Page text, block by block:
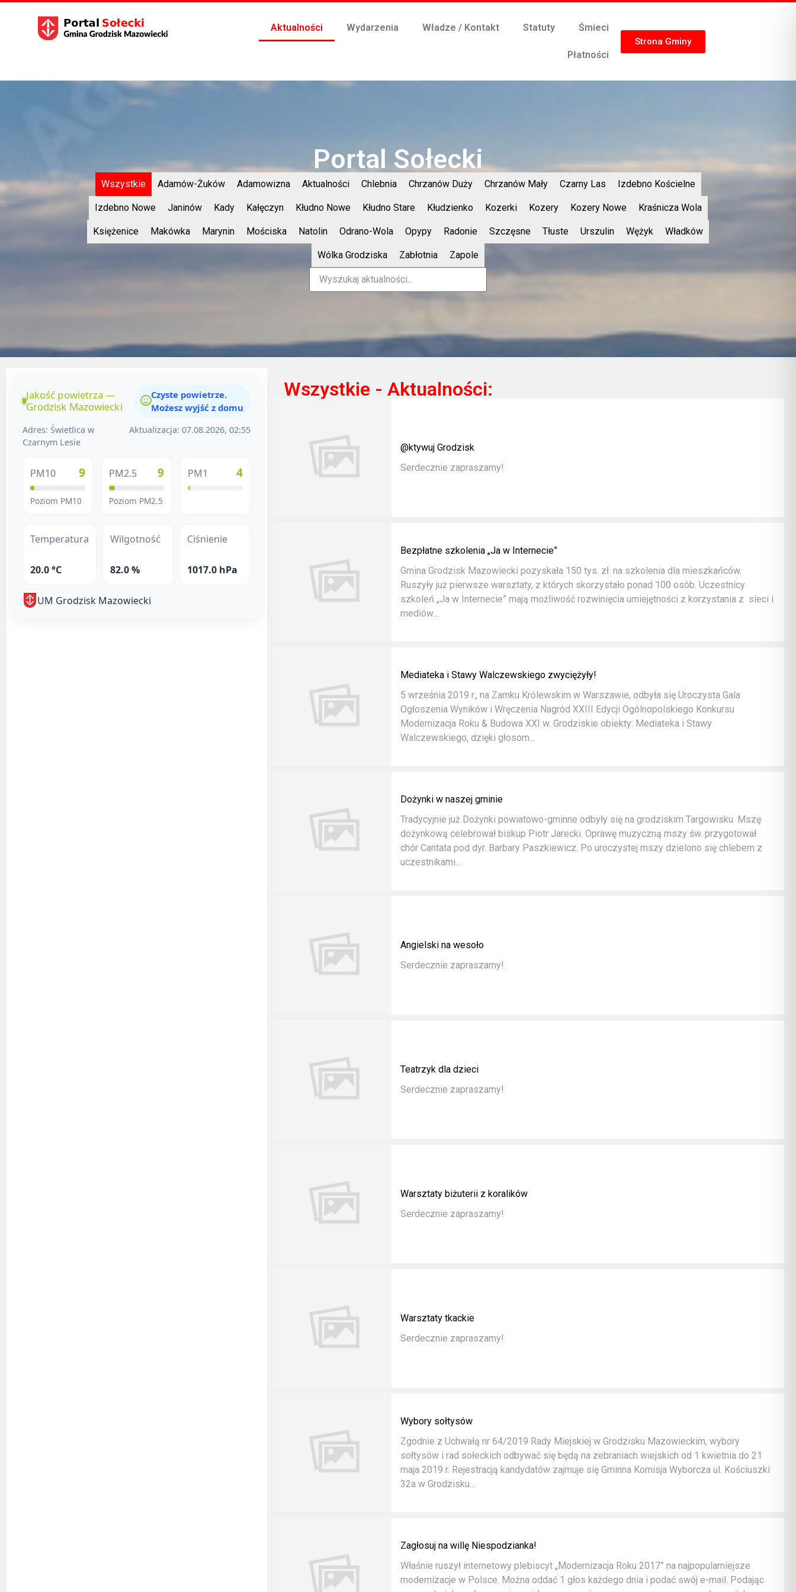
Aktualności Wydarzenia Władze / Kontakt Statuty Śmieci
Płatności
Strona Gminy
Portal Sołecki
Wszystkie Adamów-Żuków Adamowizna Aktualności Chlebnia Chrzanów Duży Chrzanów Mały Czarny Las Izdebno Kościelne
Izdebno Nowe Janinów Kady Kałęczyn Kłudno Nowe Kłudno Stare Kłudzienko Kozerki Kozery Kozery Nowe Kraśnicza Wola
Księżenice Makówka Marynin Mościska Natolin Odrano-Wola Opypy Radonie Szczęsne Tłuste Urszulin Wężyk Władków
Wólka Grodziska Zabłotnia Zapole
Jakość powietrza —
Grodzisk Mazowiecki
Czyste powietrze.
Możesz wyjść z domu
Adres: Świetlica w
Czarnym Lesie
Aktualizacja: 07.08.2026, 02:55
PM10 9
Poziom PM10
PM2.5 9
Poziom PM2.5
PM1 4
Temperatura
20.0 °C
Wilgotność
82.0 %
Ciśnienie
1017.0 hPa
UM Grodzisk Mazowiecki
Wszystkie - Aktualności:
@ktywuj Grodzisk
Serdecznie zapraszamy!
Bezpłatne szkolenia „Ja w Internecie”
Gmina Grodzisk Mazowiecki pozyskała 150 tys. zł. na szkolenia dla mieszkańców.
Ruszyły już pierwsze warsztaty, z których skorzystało ponad 100 osób. Uczestnicy
szkoleń „Ja w Internecie” mają możliwość rozwinięcia umiejętności z korzystania z sieci i
mediów...
Mediateka i Stawy Walczewskiego zwyciężyły!
5 września 2019 r., na Zamku Królewskim w Warszawie, odbyła się Uroczysta Gala
Ogłoszenia Wyników i Wręczenia Nagród XXIII Edycji Ogólnopolskiego Konkursu
Modernizacja Roku & Budowa XXI w. Grodziskie obiekty: Mediateka i Stawy
Walczewskiego, dzięki głosom...
Dożynki w naszej gminie
Tradycyjnie już Dożynki powiatowo-gminne odbyły się na grodziskim Targowisku. Mszę
dożynkową celebrował biskup Piotr Jarecki. Oprawę muzyczną mszy św. przygotował
chór Cantata pod dyr. Barbary Paszkiewicz. Po uroczystej mszy dzielono się chlebem z
uczestnikami...
Angielski na wesoło
Serdecznie zapraszamy!
Teatrzyk dla dzieci
Serdecznie zapraszamy!
Warsztaty biżuterii z koralików
Serdecznie zapraszamy!
Warsztaty tkackie
Serdecznie zapraszamy!
Wybory sołtysów
Zgodnie z Uchwałą nr 64/2019 Rady Miejskiej w Grodzisku Mazowieckim, wybory
sołtysów i rad sołeckich odbywać się będą na zebraniach wiejskich od 1 kwietnia do 21
maja 2019 r. Rejestracją kandydatów zajmuje się Gminna Komisja Wyborcza ul. Kościuszki
32a w Grodzisku...
Zagłosuj na willę Niespodzianka!
Właśnie ruszył internetowy plebiscyt „Modernizacja Roku 2017” na najpopularniejsze
modernizacje w Polsce. Można oddać 1 głos każdego dnia i podać swój e-mail. Podając